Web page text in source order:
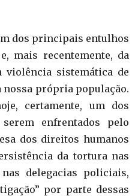
dos principais entulhos
mais recentemente, da
sistemática de
nossa própria população.
certamente, um dos
enfrentados pelo
dos direitos humanos
da tortura nas
delegacias policiais,
por parte dessas